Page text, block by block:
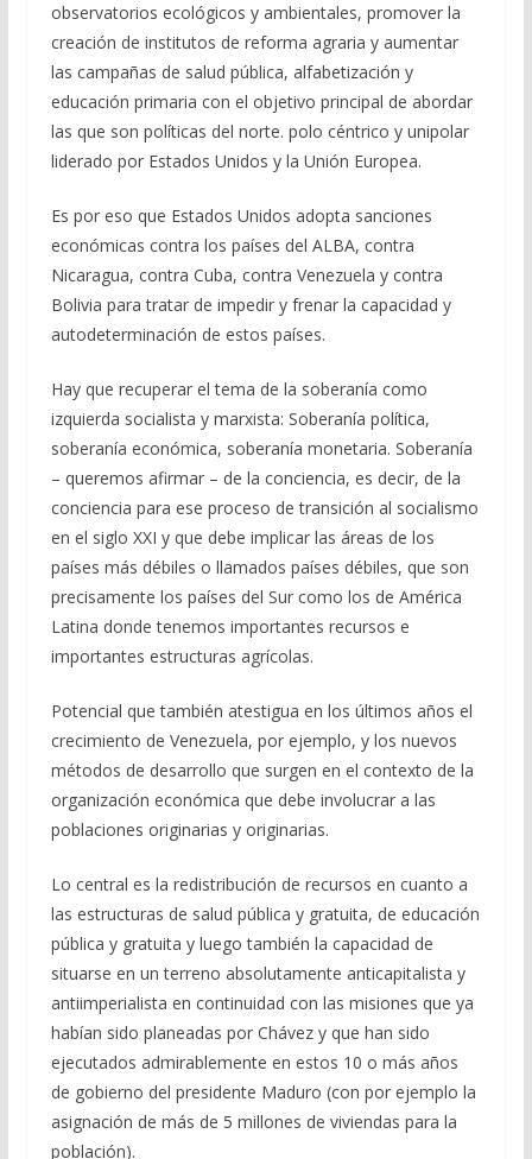
observatorios ecológicos y ambientales, promover la
creación de institutos de reforma agraria y aumentar
las campañas de salud pública, alfabetización y
educación primaria con el objetivo principal de abordar
las que son políticas del norte. polo céntrico y unipolar
liderado por Estados Unidos y la Unión Europea.
Es por eso que Estados Unidos adopta sanciones
económicas contra los países del ALBA, contra
Nicaragua, contra Cuba, contra Venezuela y contra
Bolivia para tratar de impedir y frenar la capacidad y
autodeterminación de estos países.
Hay que recuperar el tema de la soberanía como
izquierda socialista y marxista: Soberanía política,
soberanía económica, soberanía monetaria. Soberanía
– queremos afirmar – de la conciencia, es decir, de la
conciencia para ese proceso de transición al socialismo
en el siglo XXI y que debe implicar las áreas de los
países más débiles o llamados países débiles, que son
precisamente los países del Sur como los de América
Latina donde tenemos importantes recursos e
importantes estructuras agrícolas.
Potencial que también atestigua en los últimos años el
crecimiento de Venezuela, por ejemplo, y los nuevos
métodos de desarrollo que surgen en el contexto de la
organización económica que debe involucrar a las
poblaciones originarias y originarias.
Lo central es la redistribución de recursos en cuanto a
las estructuras de salud pública y gratuita, de educación
pública y gratuita y luego también la capacidad de
situarse en un terreno absolutamente anticapitalista y
antiimperialista en continuidad con las misiones que ya
habían sido planeadas por Chávez y que han sido
ejecutados admirablemente en estos 10 o más años
de gobierno del presidente Maduro (con por ejemplo la
asignación de más de 5 millones de viviendas para la
población).